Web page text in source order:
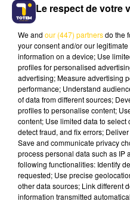
9 décembre 2025 - 7
L'INFO DE LA
09/12/25 À 12H00
Ecoutez sur Totem
le pays de Brioude et
de nos journalistes sur
Le respect de votre
We and our (447) partnersdo the
your consent and/or our
information on a device; Use
profiles for personalised
advertising; Measure advertising
performance; Understand
of data from different sources;
profiles to personalise content;
content; Use limited data to select
detect fraud, and fix errors;
Save and communicate privacy
process personal data such as IP
following functionalities: Identify
requested; Use precise
other data sources; Link different
information transmitted